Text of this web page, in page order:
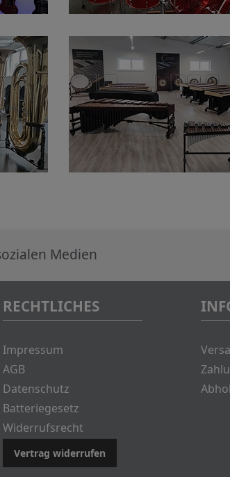
Medien
RECHTLICHES
Impressum
AGB
Datenschutz
Batteriegesetz
Widerrufsrecht
Vertrag widerrufen